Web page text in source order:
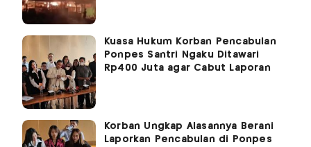
Kuasa Hukum Korban Pencabulan
Ponpes Santri Ngaku Ditawari
Rp400 Juta agar Cabut Laporan
Korban Ungkap Alasannya Berani
Laporkan Pencabulan di Ponpes